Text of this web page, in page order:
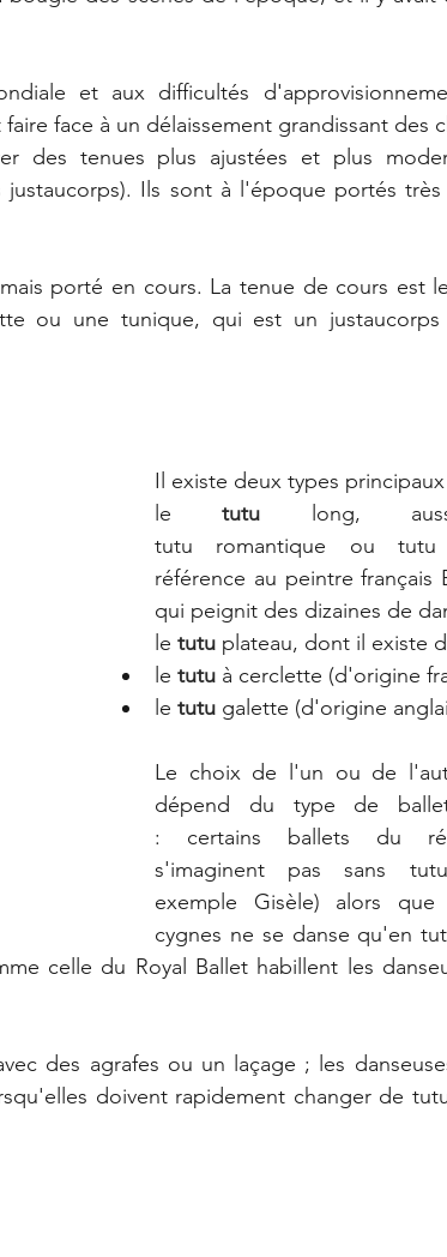
et aux difficultés
face à un délaissement grandissant des
des tenues plus ajustées et plus
justaucorps). Ils sont à l'époque portés
porté en cours. La tenue de cours est le
ou une tunique, qui est un justaucorps
Il existe deux types principaux
le tutu long,
tutu romantique ou
référence au peintre français
qui peignit des dizaines de
le tutu plateau, dont il existe
le tutu à cerclette (d'origine
le tutu galette (d'origine
Le choix de l'un ou de
dépend du type de ballet
: certains ballets du
s'imaginent pas sans
exemple Gisèle) alors
cygnes ne se danse qu'en
celle du Royal Ballet habillent les
des agrafes ou un laçage ; les
doivent rapidement changer de